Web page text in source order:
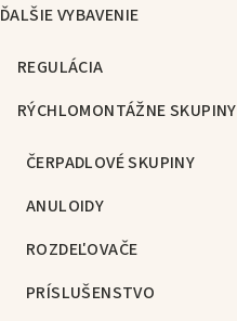
ĎALŠIE VYBAVENIE
REGULÁCIA
RÝCHLOMONTÁŽNE SKUPINY
ČERPADLOVÉ SKUPINY
ANULOIDY
ROZDEĽOVAČE
PRÍSLUŠENSTVO